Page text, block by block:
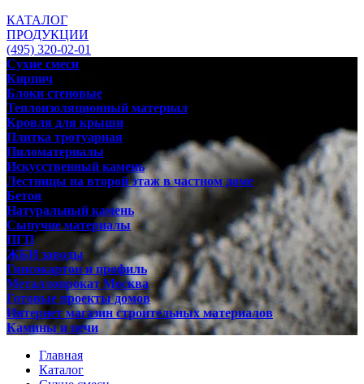
КАТАЛОГ
ПРОДУКЦИИ
(495) 320-02-01
Сухие смеси
Кирпич
Блоки стеновые
Теплоизоляционный материал
Кровля для крыши
Плитка тротуарная
Пиломатериалы
Искусственный камень
Лестницы на второй этаж в частном доме
Бетон
Натуральный камень
Сыпучие материалы
ПГП
ЖБИ заводы
Гипсокартон и профиль
Металлопрокат Москва
Готовые проекты домов
Интернет магазин строительных материалов
Камины и печи
Главная
Каталог